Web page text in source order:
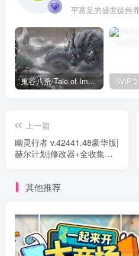
鬼谷八荒/Tale of Immortal v1.2.105.259|角色扮演|容量27.4GB|免安装绿色中文版
上一篇
幽灵行者 v.42441.48豪华版|
赫尔计划|修改器+全收集初
其他推荐